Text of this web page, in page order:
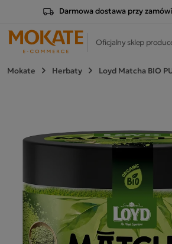
Darmowa dostawa przy
Oficjalny sklep
Mokate Herbaty Loyd Matcha BIO